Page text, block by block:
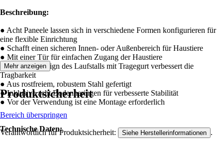
Beschreibung:
● Acht Paneele lassen sich in verschiedene Formen konfigurieren für
eine flexible Einrichtung
● Schafft einen sicheren Innen- oder Außenbereich für Haustiere
● Mit einer Tür für einfachen Zugang der Haustiere
● Faltbares Design des Laufstalls mit Tragegurt verbessert die
Tragbarkeit
● Aus rostfreiem, robustem Stahl gefertigt
● Inklusive acht Bodenheringen für verbesserte Stabilität
● Vor der Verwendung ist eine Montage erforderlich
Technische Daten:
Mehr anzeigen
Produktsicherheit
Bereich überspringen
Verantwortlich für Produktsicherheit: Siehe Herstellerinformationen .